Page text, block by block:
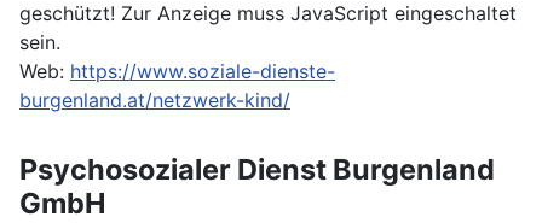
geschützt! Zur Anzeige muss JavaScript eingeschaltet
sein.
Web: https://www.soziale-dienste-
burgenland.at/netzwerk-kind/
Psychosozialer Dienst Burgenland
GmbH